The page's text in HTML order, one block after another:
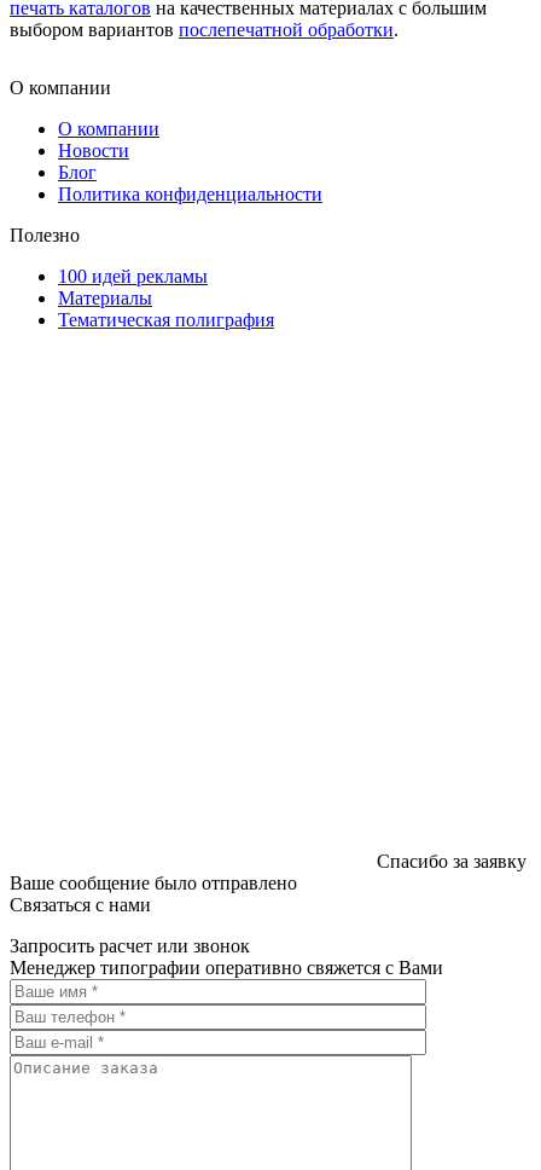
печать каталогов на качественных материалах с большим
выбором вариантов послепечатной обработки.
О компании
О компании
Новости
Блог
Политика конфиденциальности
Полезно
100 идей рекламы
Материалы
Тематическая полиграфия
Спасибо за заявку
Ваше сообщение было отправлено
Связаться с нами
Запросить расчет или звонок
Менеджер типографии оперативно свяжется с Вами